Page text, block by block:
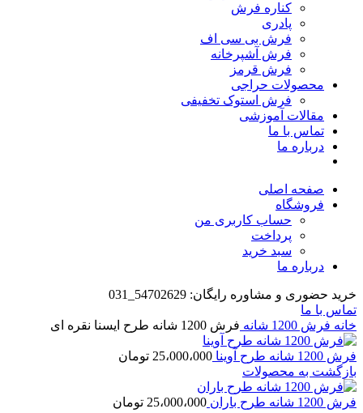
کناره فرش
پادری
فرش بی سی اف
فرش آشپرخانه
فرش قرمز
محصولات حراجی
فرش استوک تخفیفی
مقالات آموزشی
تماس با ما
درباره ما
صفحه اصلی
فروشگاه
حساب کاربری من
پرداخت
سبد خرید
درباره ما
خرید حضوری و مشاوره رایگان: 54702629_031
تماس با ما
خانه فرش 1200 شانه فرش 1200 شانه طرح ایسنا نقره ای
فرش 1200 شانه طرح آوینا 25،000،000 تومان
بازگشت به محصولات
فرش 1200 شانه طرح باران 25،000،000 تومان